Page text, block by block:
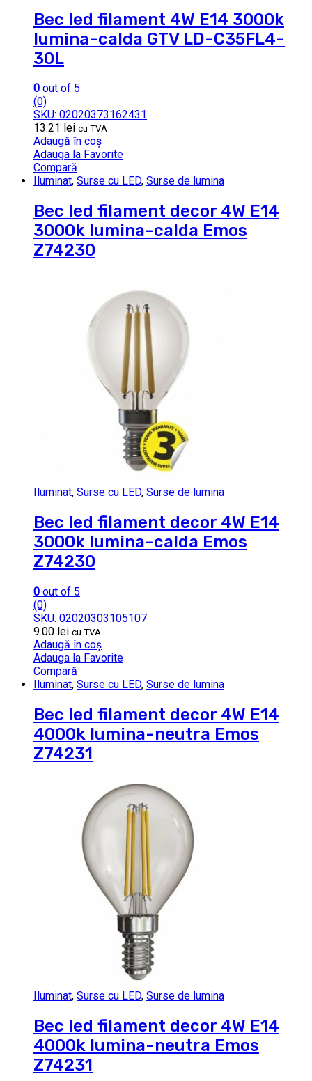
Bec led filament 4W E14 3000k
lumina-calda GTV LD-C35FL4-
30L
0 out of 5
(0)
SKU: 02020373162431
13.21 lei cu TVA
Adaugă în coș
Adauga la Favorite
Compară
Iluminat, Surse cu LED, Surse de lumina
Bec led filament decor 4W E14
3000k lumina-calda Emos
Z74230
Iluminat, Surse cu LED, Surse de lumina
Bec led filament decor 4W E14
3000k lumina-calda Emos
Z74230
0 out of 5
(0)
SKU: 02020303105107
9.00 lei cu TVA
Adaugă în coș
Adauga la Favorite
Compară
Iluminat, Surse cu LED, Surse de lumina
Bec led filament decor 4W E14
4000k lumina-neutra Emos
Z74231
Iluminat, Surse cu LED, Surse de lumina
Bec led filament decor 4W E14
4000k lumina-neutra Emos
Z74231